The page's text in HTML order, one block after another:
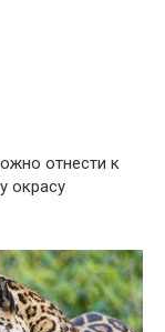
отнести к
окрасу